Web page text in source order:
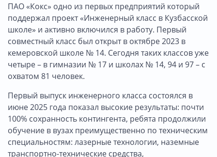
ПАО «Кокс» одно из первых предприятий который
поддержал проект «Инженерный класс в Кузбасской
школе» и активно включился в работу. Первый
совместный класс был открыт в октябре 2023 в
кемеровской школе № 14. Сегодня таких классов уже
четыре – в гимназии № 17 и школах № 14, 94 и 97 – с
охватом 81 человек.
Первый выпуск инженерного класса состоялся в
июне 2025 года показал высокие результаты: почти
100% сохранность контингента, ребята продолжили
обучение в вузах преимущественно по техническим
специальностям: лазерные технологии, наземные
транспортно-технические средства,